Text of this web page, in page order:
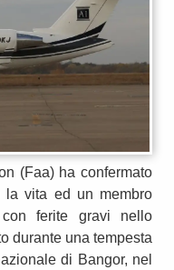
(Faa) ha confermato
la vita ed un membro
con ferite gravi nello
durante una tempesta
di Bangor, nel